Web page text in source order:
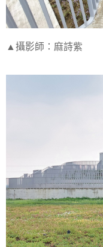
▲攝影師：麻詩紫